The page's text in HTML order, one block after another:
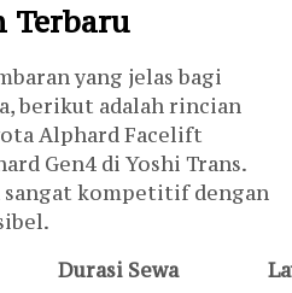
Terbaru
yang jelas bagi
berikut adalah rincian
Alphard Facelift
Gen4 di Yoshi Trans.
sangat kompetitif dengan
Durasi Sewa